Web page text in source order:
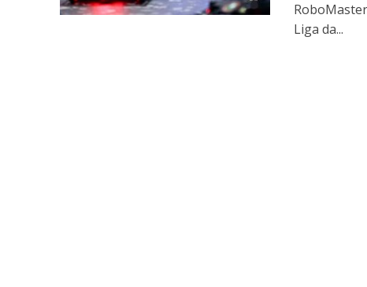
Liga da...